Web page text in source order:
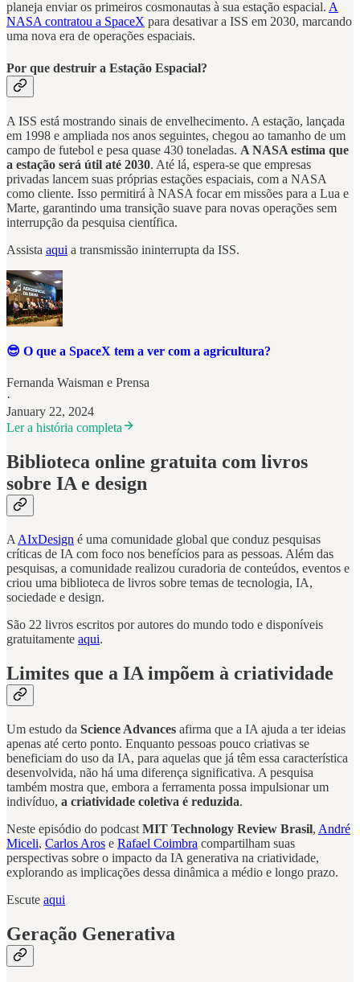
planeja enviar os primeiros cosmonautas à sua estação espacial. A
NASA contratou a SpaceX para desativar a ISS em 2030, marcando
uma nova era de operações espaciais.
Por que destruir a Estação Espacial?
A ISS está mostrando sinais de envelhecimento. A estação, lançada
em 1998 e ampliada nos anos seguintes, chegou ao tamanho de um
campo de futebol e pesa quase 430 toneladas. A NASA estima que
a estação será útil até 2030. Até lá, espera-se que empresas
privadas lancem suas próprias estações espaciais, com a NASA
como cliente. Isso permitirá à NASA focar em missões para a Lua e
Marte, garantindo uma transição suave para novas operações sem
interrupção da pesquisa científica.
Assista aqui a transmissão ininterrupta da ISS.
😎 O que a SpaceX tem a ver com a agricultura?
Fernanda Waisman e Prensa
·
January 22, 2024
Ler a história completa
Biblioteca online gratuita com livros
sobre IA e design
A AIxDesign é uma comunidade global que conduz pesquisas
críticas de IA com foco nos benefícios para as pessoas. Além das
pesquisas, a comunidade realizou curadoria de conteúdos, eventos e
criou uma biblioteca de livros sobre temas de tecnologia, IA,
sociedade e design.
São 22 livros escritos por autores do mundo todo e disponíveis
gratuitamente aqui.
Limites que a IA impõem à criatividade
Um estudo da Science Advances afirma que a IA ajuda a ter ideias
apenas até certo ponto. Enquanto pessoas pouco criativas se
beneficiam do uso da IA, para aquelas que já têm essa característica
desenvolvida, não há uma diferença significativa. A pesquisa
também mostra que, embora a ferramenta possa impulsionar um
indivíduo, a criatividade coletiva é reduzida.
Neste episódio do podcast MIT Technology Review Brasil, André
Miceli, Carlos Aros e Rafael Coimbra compartilham suas
perspectivas sobre o impacto da IA generativa na criatividade,
explorando as implicações dessa dinâmica a médio e longo prazo.
Escute aqui
Geração Generativa